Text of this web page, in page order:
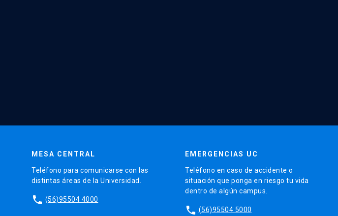
MESA CENTRAL
Teléfono para comunicarse con las
distintas áreas de la Universidad.
phone (56)95504 4000
EMERGENCIAS UC
Teléfono en caso de accidente o
situación que ponga en riesgo tu vida
dentro de algún campus.
phone (56)95504 5000